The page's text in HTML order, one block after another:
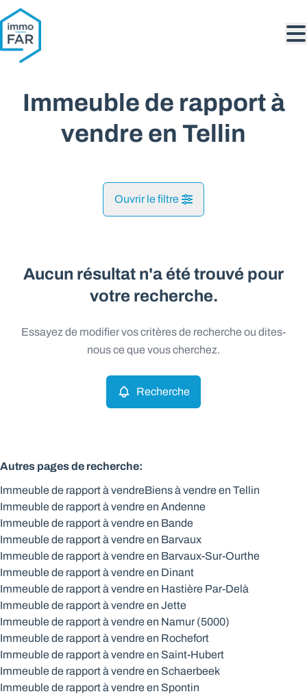
Aller au contenu principal
Immeuble de rapport à
vendre en Tellin
Ouvrir le filtre
Tellin (6927) Remove
Immeuble de rapport Remove
Max. budget
Chercher
Vue de la carte
Recherche Trier par
Aucun résultat n'a été trouvé pour
votre recherche.
Essayez de modifier vos critères de recherche ou dites-
nous ce que vous cherchez.
Recherche
Autres pages de recherche:
Immeuble de rapport à vendreBiens à vendre en Tellin
Immeuble de rapport à vendre en Andenne
Immeuble de rapport à vendre en Bande
Immeuble de rapport à vendre en Barvaux
Immeuble de rapport à vendre en Barvaux-Sur-Ourthe
Immeuble de rapport à vendre en Dinant
Immeuble de rapport à vendre en Hastière Par-Delà
Immeuble de rapport à vendre en Jette
Immeuble de rapport à vendre en Namur (5000)
Immeuble de rapport à vendre en Rochefort
Immeuble de rapport à vendre en Saint-Hubert
Immeuble de rapport à vendre en Schaerbeek
Immeuble de rapport à vendre en Spontin